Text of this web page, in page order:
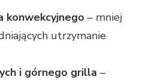
konwekcyjnego – mniej
utrzymanie
i górnego grilla –